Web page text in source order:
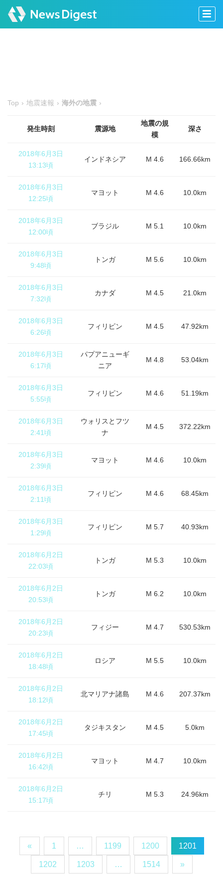
Top 地震速報 海外の地震
発生時刻 震源地
地震の規
模
深さ
2018年6月3日
13:13頃
インドネシア M 4.6 166.66km
2018年6月3日
12:25頃
マヨット M 4.6 10.0km
2018年6月3日
12:00頃
ブラジル M 5.1 10.0km
2018年6月3日
9:48頃
トンガ M 5.6 10.0km
2018年6月3日
7:32頃
カナダ M 4.5 21.0km
2018年6月3日
6:26頃
フィリピン M 4.5 47.92km
2018年6月3日
6:17頃
パプアニューギ
ニア
M 4.8 53.04km
2018年6月3日
5:55頃
フィリピン M 4.6 51.19km
2018年6月3日
2:41頃
ウォリスとフツ
ナ
M 4.5 372.22km
2018年6月3日
2:39頃
マヨット M 4.6 10.0km
2018年6月3日
2:11頃
フィリピン M 4.6 68.45km
2018年6月3日
1:29頃
フィリピン M 5.7 40.93km
2018年6月2日
22:03頃
トンガ M 5.3 10.0km
2018年6月2日
20:53頃
トンガ M 6.2 10.0km
2018年6月2日
20:23頃
フィジー M 4.7 530.53km
2018年6月2日
18:48頃
ロシア M 5.5 10.0km
2018年6月2日
18:12頃
北マリアナ諸島 M 4.6 207.37km
2018年6月2日
17:45頃
タジキスタン M 4.5 5.0km
2018年6月2日
16:42頃
マヨット M 4.7 10.0km
2018年6月2日
15:17頃
チリ M 5.3 24.96km
« 1 … 1199 1200 1201
1202 1203 … 1514 »